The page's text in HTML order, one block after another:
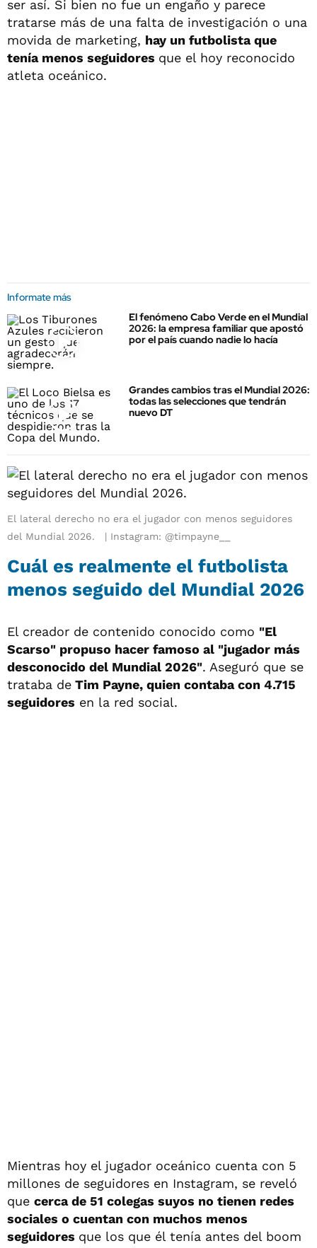
ser así. Si bien no fue un engaño y parece
tratarse más de una falta de investigación o una
movida de marketing, hay un futbolista que
tenía menos seguidores que el hoy reconocido
atleta oceánico.
Informate más
El fenómeno Cabo Verde en el Mundial
2026: la empresa familiar que apostó
por el país cuando nadie lo hacía
Grandes cambios tras el Mundial 2026:
todas las selecciones que tendrán
nuevo DT
El lateral derecho no era el jugador con menos seguidores
del Mundial 2026.
Instagram: @timpayne__
Cuál es realmente el futbolista
menos seguido del Mundial 2026
El creador de contenido conocido como "El
Scarso" propuso hacer famoso al "jugador más
desconocido del Mundial 2026". Aseguró que se
trataba de Tim Payne, quien contaba con 4.715
seguidores en la red social.
Mientras hoy el jugador oceánico cuenta con 5
millones de seguidores en Instagram, se reveló
que cerca de 51 colegas suyos no tienen redes
sociales o cuentan con muchos menos
seguidores que los que él tenía antes del boom